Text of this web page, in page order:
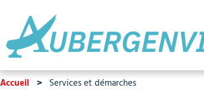
Accueil Services et démarches